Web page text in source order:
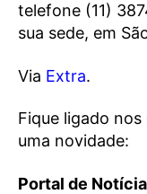
telefone (11)
sua sede, em
Via Extra.
Fique ligado nos
uma novidade:
Portal de